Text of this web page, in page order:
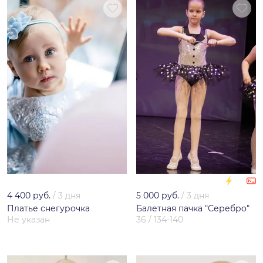
4 400 руб. / 3 дня
Платье снегурочка
Не указан
5 000 руб. / 3 дня
Балетная пачка "Серебро"
36 / 134-140